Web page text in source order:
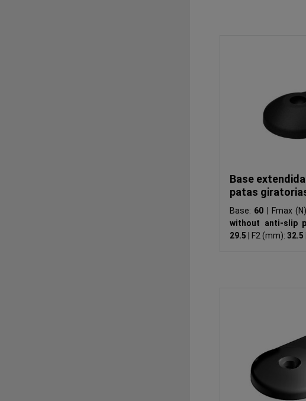
Base extendida
patas
Base: 60 Fmax
without anti-slip
29.5
F2 (mm): 32.5